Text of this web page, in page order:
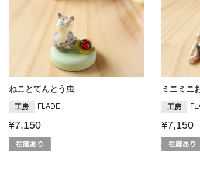
ねことてんとう虫
工房 FLADE
¥7,150
ミニミニ
工房
¥7,150